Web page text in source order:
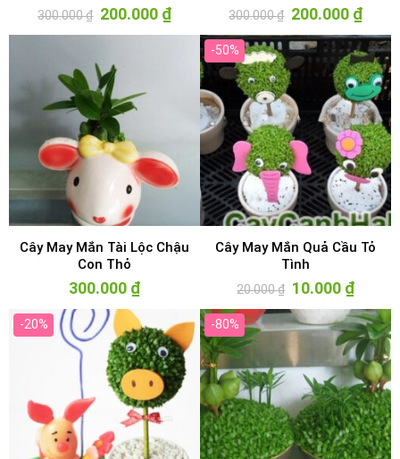
300.000₫ Giá
gốc
là:
200.000 ₫Giá
hiện
tại
200.000 ₫.
300.000₫ Giá
gốc
là:
300.000 ₫.
200.000 ₫Giá
hiện
tại
là:
Cây May Mắn Tài Lộc Chậu
Con Thỏ
300.000 ₫
-50%
Cây May Mắn Quả Cầu Tỏ
Tình
20.000₫ Giá
gốc
là:
20.000 ₫.
10.000 ₫Giá
hiện
tại
là:
10.000
-20% -80%